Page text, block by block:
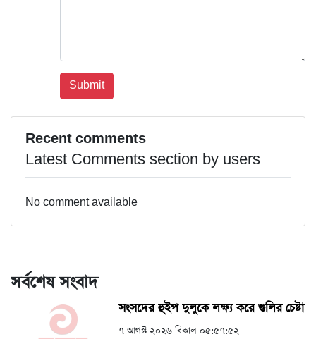
Recent comments
Latest Comments section by users
No comment available
সর্বশেষ সংবাদ
সংসদের হুইপ দুলুকে লক্ষ্য করে গুলির চেষ্টা
৭ আগস্ট ২০২৬ বিকাল ০৫:৫৭:৫২